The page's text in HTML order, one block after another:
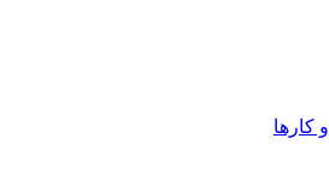
کارها